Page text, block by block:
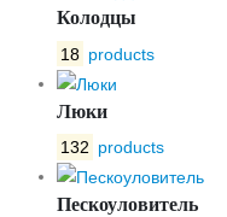
Колодцы
18 products
Люки
132 products
Пескоуловитель